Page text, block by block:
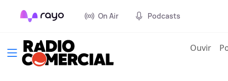
On Air Podcasts
Ouvir